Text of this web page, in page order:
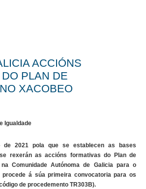
ACCIÓNS
PLAN DE
XACOBEO
Igualdade
de 2021 pola que se establecen as bases
rexerán as accións formativas do Plan de
Comunidade Autónoma de Galicia para o
procede á súa primeira convocatoria para os
de procedemento TR303B).